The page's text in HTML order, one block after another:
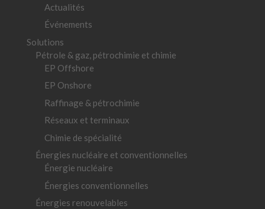
Actualités
Événements
Solutions
Pétrole & gaz, pétrochimie et chimie
EP Offshore
EP Onshore
Raffinage & pétrochimie
Réseaux et terminaux
Chimie de spécialité
Énergies nucléaire et conventionnelles
Énergie nucléaire
Énergies conventionnelles
Énergies renouvelables